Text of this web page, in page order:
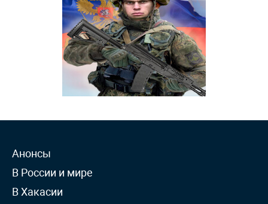
Анонсы
В России и мире
В Хакасии